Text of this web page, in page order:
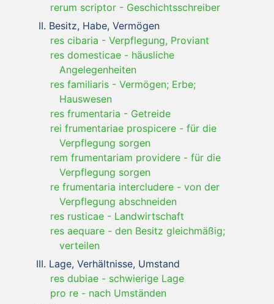
rerum scriptor - Geschichtsschreiber
Besitz, Habe, Vermögen
res cibaria - Verpflegung, Proviant
res domesticae - häusliche
Angelegenheiten
res familiaris - Vermögen; Erbe;
Hauswesen
res frumentaria - Getreide
rei frumentariae prospicere - für die
Verpflegung sorgen
rem frumentariam providere - für die
Verpflegung sorgen
re frumentaria intercludere - von der
Verpflegung abschneiden
res rusticae - Landwirtschaft
res aequare - den Besitz gleichmäßig;
verteilen
Lage, Verhältnisse, Umstand
res dubiae - schwierige Lage
pro re - nach Umständen